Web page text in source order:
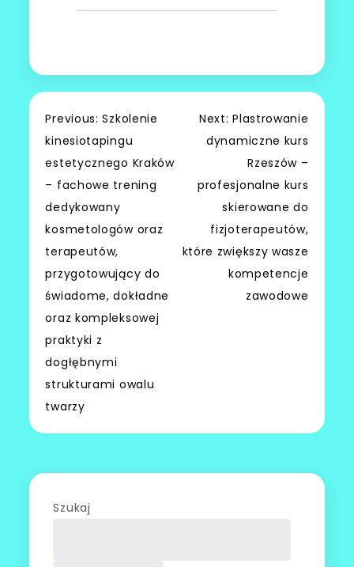
Nawigacja
wpisu
Previous: Szkolenie
kinesiotapingu
estetycznego Kraków
– fachowe trening
dedykowany
kosmetologów oraz
terapeutów,
przygotowujący do
świadome, dokładne
oraz kompleksowej
praktyki z
dogłębnymi
strukturami owalu
twarzy
Next: Plastrowanie
dynamiczne kurs
Rzeszów –
profesjonalne kurs
skierowane do
fizjoterapeutów,
które zwiększy wasze
kompetencje
zawodowe
Szukaj